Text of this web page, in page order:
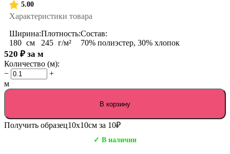
5.00
Характеристики товара
Ширина:
180 см
Плотность:
245 г/м²
Состав:
70% полиэстер, 30% хлопок
520 ₽ за м
Количество (м):
−
+
м
В корзину
Получить образец10х10см за 10₽
✓ В наличии